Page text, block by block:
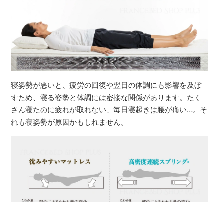
寝姿勢が悪いと、疲労の回復や翌日の体調にも影響を及ぼ
すため、寝る姿勢と体調には密接な関係があります。たく
さん寝たのに疲れが取れない、毎日寝起きは腰が痛い…。そ
れも寝姿勢が原因かもしれません。